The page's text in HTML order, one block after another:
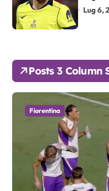
Lug 6,
Posts 3 Column
Fiorentina